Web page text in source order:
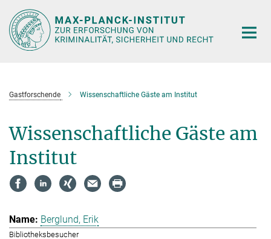
Hauptinhalt
Gastforschende Wissenschaftliche Gäste am Institut
Wissenschaftliche Gäste am
Institut
Berglund, Erik
Bibliotheksbesucher